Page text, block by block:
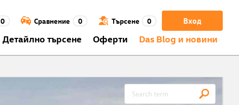
Вход
0 Сравнение 0 Търсене 0
Детайлно търсене Оферти Das Blog и новини